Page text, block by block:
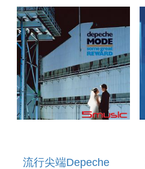
VINYL)
流行尖端Depeche